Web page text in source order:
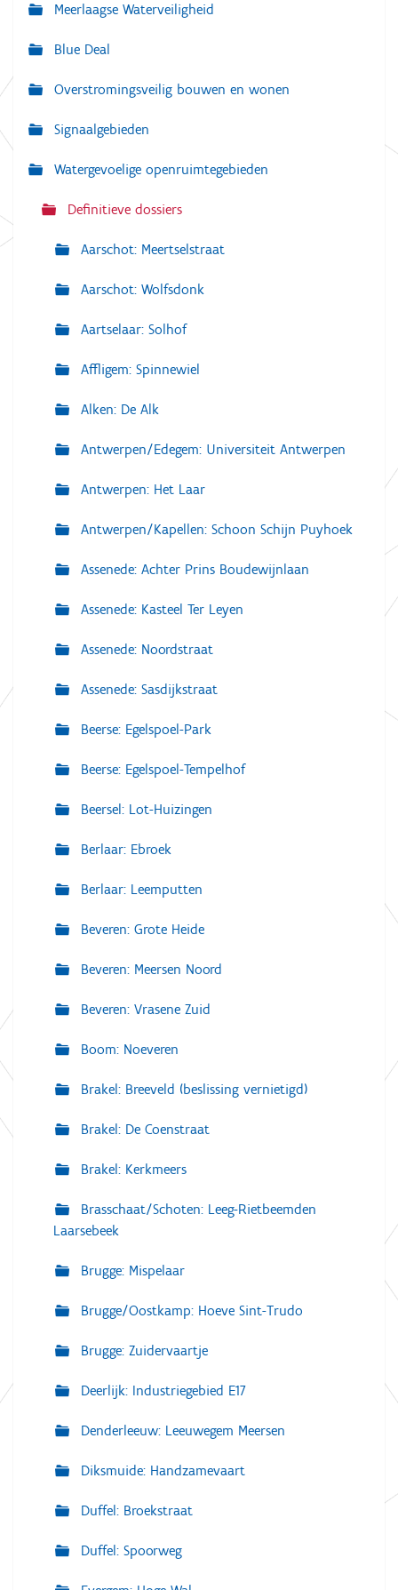
i
g
t
Meerlaagse Waterveiligheid
Blue Deal
Overstromingsveilig bouwen en wonen
Signaalgebieden
Watergevoelige openruimtegebieden
Definitieve dossiers
Aarschot: Meertselstraat
Aarschot: Wolfsdonk
Aartselaar: Solhof
Affligem: Spinnewiel
Alken: De Alk
Antwerpen/Edegem: Universiteit Antwerpen
Antwerpen: Het Laar
Antwerpen/Kapellen: Schoon Schijn Puyhoek
Assenede: Achter Prins Boudewijnlaan
Assenede: Kasteel Ter Leyen
Assenede: Noordstraat
Assenede: Sasdijkstraat
Beerse: Egelspoel-Park
Beerse: Egelspoel-Tempelhof
Beersel: Lot-Huizingen
Berlaar: Ebroek
Berlaar: Leemputten
Beveren: Grote Heide
Beveren: Meersen Noord
Beveren: Vrasene Zuid
Boom: Noeveren
Brakel: Breeveld (beslissing vernietigd)
Brakel: De Coenstraat
Brakel: Kerkmeers
Brasschaat/Schoten: Leeg-Rietbeemden
Laarsebeek
Brugge: Mispelaar
Brugge/Oostkamp: Hoeve Sint-Trudo
Brugge: Zuidervaartje
Deerlijk: Industriegebied E17
Denderleeuw: Leeuwegem Meersen
Diksmuide: Handzamevaart
Duffel: Broekstraat
Duffel: Spoorweg